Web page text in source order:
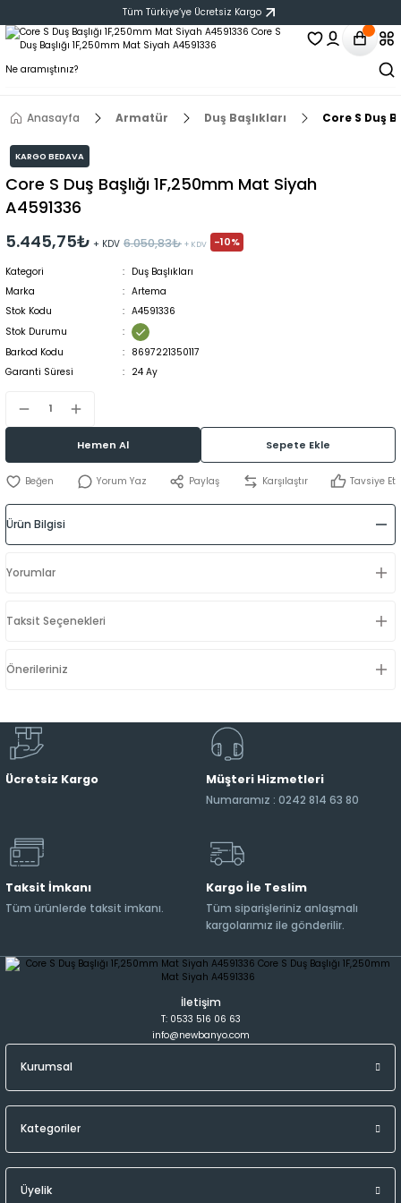
Tüm Türkiye‘ye Ücretsiz Kargo
Anasayfa Armatür Duş Başlıkları Core S Duş
KARGO BEDAVA
Core S Duş Başlığı 1F,250mm Mat Siyah
A4591336
5.445,75₺ + KDV 6.050,83₺ + KDV -10%
Kategori
Duş Başlıkları
Marka
Artema
Stok Kodu
A4591336
Stok Durumu
Barkod Kodu
8697221350117
Garanti Süresi
24 Ay
Hemen Al Sepete Ekle
Yorum Yaz Paylaş Karşılaştır Tavsiye Et
Ürün Bilgisi
Yorumlar
Taksit Seçenekleri
Önerileriniz
Ücretsiz Kargo Müşteri Hizmetleri
Numaramız : 0242 814 63 80
Taksit İmkanı
Tüm ürünlerde taksit imkanı.
Kargo İle Teslim
Tüm siparişleriniz anlaşmalı
kargolarımız ile gönderilir.
İletişim
T: 0533 516 06 63
info@newbanyo.com
Kurumsal
Kategoriler
Üyelik